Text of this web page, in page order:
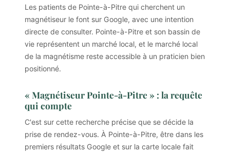
Les patients de Pointe-à-Pitre qui cherchent un
magnétiseur le font sur Google, avec une intention
directe de consulter. Pointe-à-Pitre et son bassin de
vie représentent un marché local, et le marché local
de la magnétisme reste accessible à un praticien bien
positionné.
« Magnétiseur Pointe-à-Pitre » : la requête
qui compte
C'est sur cette recherche précise que se décide la
prise de rendez-vous. À Pointe-à-Pitre, être dans les
premiers résultats Google et sur la carte locale fait